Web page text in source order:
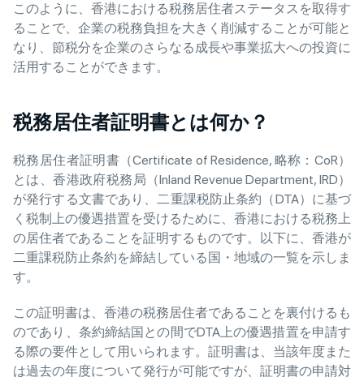
このように、香港における税務居住者ステータスを取得す
ることで、企業の税務負担を大きく削減することが可能と
なり、節税分を企業のさらなる成長や事業拡大への投資に
活用することができます。
税務居住者証明書とは何か？
税務居住者証明書（Certificate of Residence, 略称：CoR）
とは、香港政府税務局（Inland Revenue Department, IRD）
が発行する文書であり、二重課税防止条約（DTA）に基づ
く税制上の優遇措置を受けるために、香港における税務上
の居住者であることを証明するものです。以下に、香港が
二重課税防止条約を締結している国・地域の一覧を示しま
す。
この証明書は、香港の税務居住者であることを裏付けるも
のであり、条約締結国との間でDTA上の優遇措置を申請す
る際の要件として用いられます。証明書は、当該年度また
は過去の年度について発行が可能ですが、証明書の申請対